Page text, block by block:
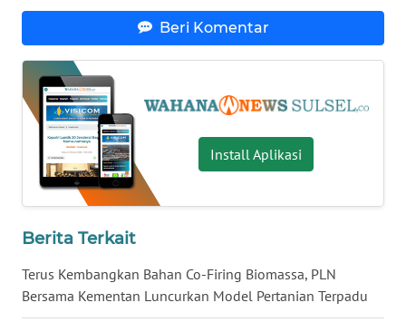
Beri Komentar
Install Aplikasi
Berita Terkait
Terus Kembangkan Bahan Co-Firing Biomassa, PLN
Bersama Kementan Luncurkan Model Pertanian Terpadu
KALSEL
WN
KALTIM
WN
SULSEL
WN
WN
SULUT